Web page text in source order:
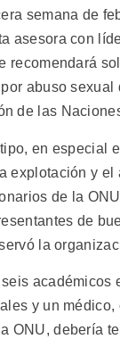
semana de
asesora con
recomendará
abuso sexual
de las
en especial
explotación y el
de la
de
la
académicos
y un médico,
ONU, debería